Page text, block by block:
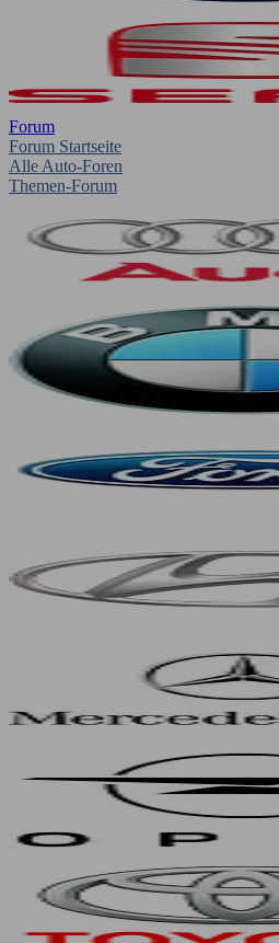
Forum
Forum Startseite
Alle Auto-Foren
Themen-Forum